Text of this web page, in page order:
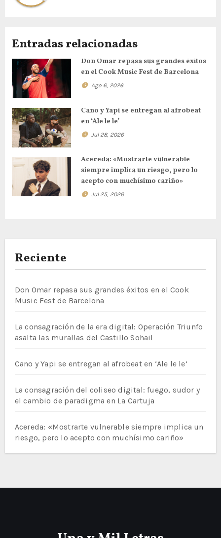
Entradas relacionadas
Don Omar repasa sus grandes éxitos
en el Cook Music Fest de Barcelona
Ago 6, 2026
Cano y Yapi se entregan al afrobeat
en ‘Ale le le’
Jul 28, 2026
Acereda: «Mostrarte vulnerable
siempre implica un riesgo, pero lo
acepto con muchísimo cariño»
Jul 25, 2026
Reciente
Don Omar repasa sus grandes éxitos en el Cook
Music Fest de Barcelona
La consagración de la era digital: Operación Triunfo
asalta las murallas del Castillo Sohail
Cano y Yapi se entregan al afrobeat en ‘Ale le le’
La consagración del coliseo digital: fuego, sudor y
el cambio de paradigma en La Cartuja
Acereda: «Mostrarte vulnerable siempre implica un
riesgo, pero lo acepto con muchísimo cariño»